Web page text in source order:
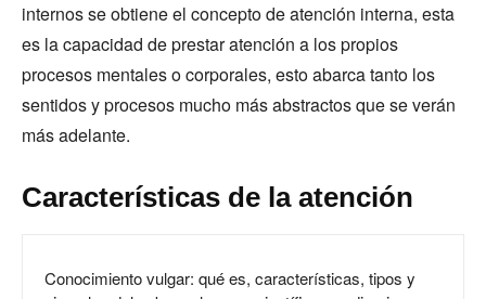
internos se obtiene el concepto de atención interna, esta
es la capacidad de prestar atención a los propios
procesos mentales o corporales, esto abarca tanto los
sentidos y procesos mucho más abstractos que se verán
más adelante.
Características de la atención
Conocimiento vulgar: qué es, características, tipos y